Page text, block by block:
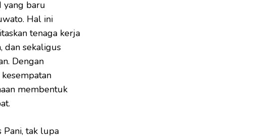
yang baru
Hal ini
tenaga kerja
dan sekaligus
Dengan
membentuk
Pani, tak lupa